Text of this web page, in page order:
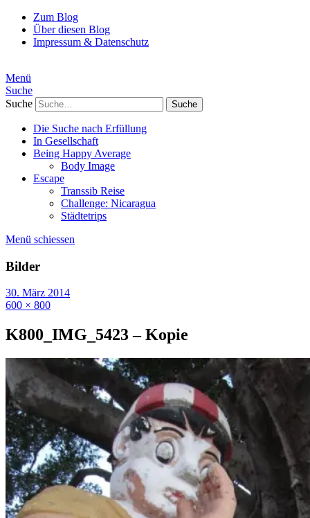
Zum Blog
Über diesen Blog
Impressum & Datenschutz
Menü
Suche
Suche
Die Suche nach Erfüllung
In Gesellschaft
Being Happy Average
Body Image
Escape
Transsib Reise
Challenge: Nicaragua
Städtetrips
Menü schiessen
Bilder
30. März 2014
600 × 800
K800_IMG_5423 – Kopie